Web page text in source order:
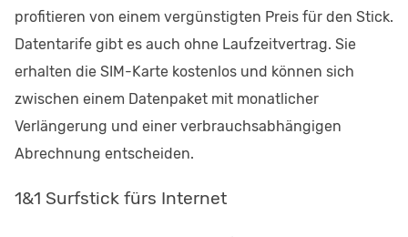
profitieren von einem vergünstigten Preis für den Stick.
Datentarife gibt es auch ohne Laufzeitvertrag. Sie
erhalten die SIM-Karte kostenlos und können sich
zwischen einem Datenpaket mit monatlicher
Verlängerung und einer verbrauchsabhängigen
Abrechnung entscheiden.
1&1 Surfstick fürs Internet